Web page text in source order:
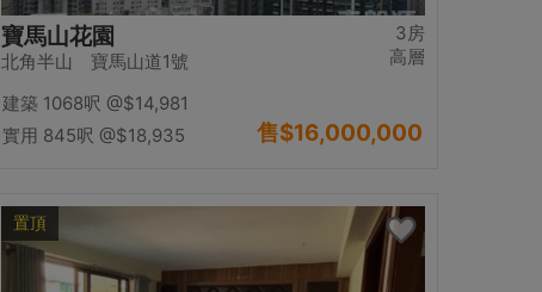
3房
高層
寶馬山花園
北角半山 寶馬山道1號
建築 1068呎 @$14,981
實用 845呎 @$18,935 售$16,000,000
置頂